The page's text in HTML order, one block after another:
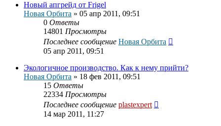
Новый апгрейд от Frigel
Новая Орбита » 05 апр 2011, 09:51
0 Ответы
14801 Просмотры
Последнее сообщение Новая Орбита
05 апр 2011, 09:51
Экологичное производство. Как к нему прийти?
Новая Орбита » 18 фев 2011, 09:51
15 Ответы
22334 Просмотры
Последнее сообщение plastexpert
14 мар 2011, 11:27